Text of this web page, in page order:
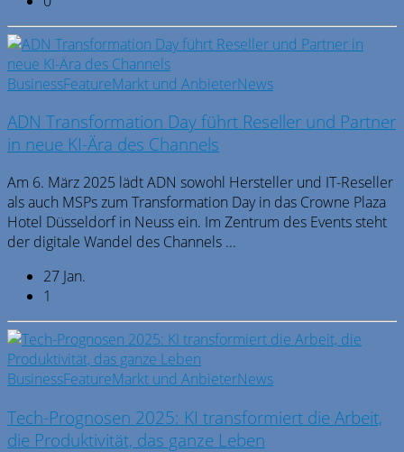
BusinessFeatureMarkt und AnbieterNews
ADN Transformation Day führt Reseller und Partner
in neue KI-Ära des Channels
Am 6. März 2025 lädt ADN sowohl Hersteller und IT-Reseller
als auch MSPs zum Transformation Day in das Crowne Plaza
Hotel Düsseldorf in Neuss ein. Im Zentrum des Events steht
der digitale Wandel des Channels ...
27 Jan.
1
BusinessFeatureMarkt und AnbieterNews
Tech-Prognosen 2025: KI transformiert die Arbeit,
die Produktivität, das ganze Leben